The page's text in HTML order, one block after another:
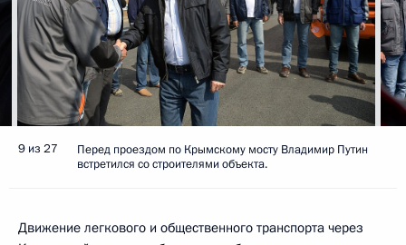
9 из 27
Перед проездом по Крымскому мосту Владимир Путин
встретился со строителями объекта.
Движение легкового и общественного транспорта через